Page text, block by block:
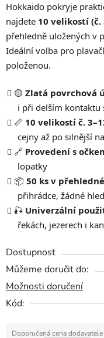
Hokkaido pokryje
najdete 10 velikostí (č.
přehledně uložených v
Ideální volba pro
položenou.
🟡 Zlatá povrchová
i při delším kontaktu
📏 10 velikostí č.
cejny až po silnější
🔗 Provedení s
lopatky
📦 50 ks v
přihrádce, žádné
🎣 Univerzální
řekách, jezerech i
Dostupnost
Můžeme doručit do:
Možnosti doručení
Kód: